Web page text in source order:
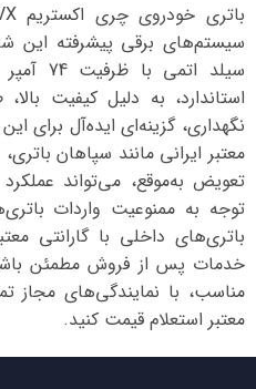
سیستم‌های برقی پیشرفته این
استاندارد، به دلیل کیفیت
نگهداری، گزینه‌ای ایده‌آل برای
معتبر ایرانی مانند سپاهان
تعویض به‌موقع، می‌تواند
توجه به ممنوعیت واردات
باتری‌های داخلی با گارانتی
خدمات پس از فروش مطمئن
مناسب، با نمایندگی‌های مجاز
معتبر استعلام قیمت کنید.